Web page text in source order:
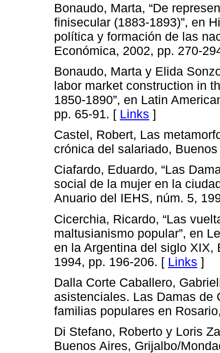
Bonaudo, Marta, “De
finisecular (1883-1893)”, en
política y formación de las
Económica, 2002, pp. 270-
Bonaudo, Marta y Elida
labor market construction in
1850-1890”, en Latin
pp. 65-91. [ Links ]
Castel, Robert, Las
crónica del salariado,
Ciafardo, Eduardo, “Las
social de la mujer en la
Anuario del IEHS, núm. 5,
Cicerchia, Ricardo, “Las
maltusianismo popular”, en
en la Argentina del siglo XIX,
1994, pp. 196-206. [ Links ]
Dalla Corte Caballero,
asistenciales. Las Damas de
familias populares en
Di Stefano, Roberto y Loris
Buenos Aires, Grijalbo/